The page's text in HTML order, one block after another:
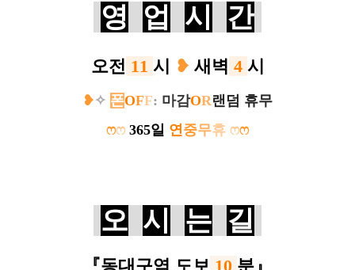
영 업 시 간
오전 11 시 ❥ 새벽 4 시
❥✧ 폰OFF: 마감OR랜덤 휴무
ෆෆ 365일 연 중무휴 ෆෆ
오 시 는 길
『동대구역 도보 10 분』